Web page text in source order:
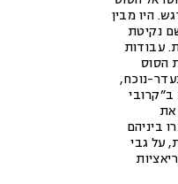
היו מבין
נקיטת
עבודות
הסוס
נוכח,
את
ביניהם
על גבי